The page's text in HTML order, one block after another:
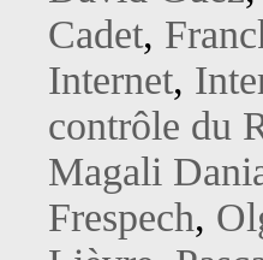
Cadet,
Internet,
contrôle du
Magali
Frespech,